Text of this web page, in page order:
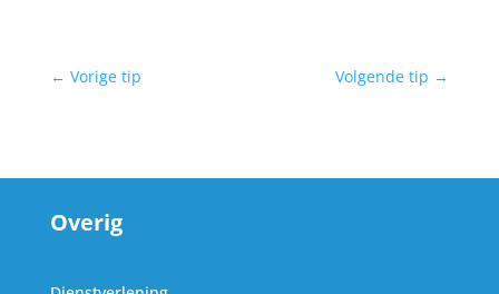
← Vorige tip Volgende tip →
Overig